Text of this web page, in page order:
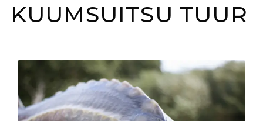
KUUMSUITSU TUUR